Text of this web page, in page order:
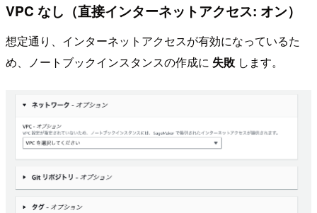
VPC なし（直接インターネットアクセス: オン）
想定通り、インターネットアクセスが有効になっているた
め、ノートブックインスタンスの作成に 失敗 します。